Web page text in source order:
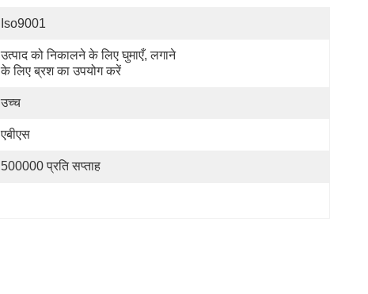
Iso9001
उत्पाद को निकालने के लिए घुमाएँ, लगाने
के लिए ब्रश का उपयोग करें
उच्च
एबीएस
500000 प्रति सप्ताह